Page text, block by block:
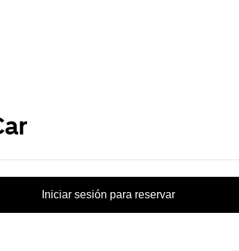
Iniciar sesión para reservar